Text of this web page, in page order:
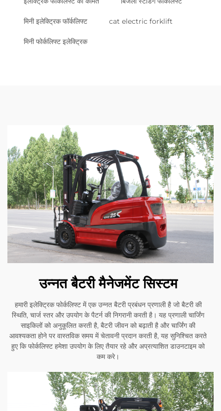
मिनी इलेक्ट्रिक फॉर्कलिफ्ट cat electric forklift
मिनी फोर्कलिफ्ट इलेक्ट्रिक
उन्नत बैटरी मैनेजमेंट सिस्टम
हमारी इलेक्ट्रिक फोर्कलिफ्ट में एक उन्नत बैटरी प्रबंधन प्रणाली है जो बैटरी की
स्थिति, चार्ज स्तर और उपयोग के पैटर्न की निगरानी करती है। यह प्रणाली चार्जिंग
साइकिलों को अनुकूलित करती है, बैटरी जीवन को बढ़ाती है और चार्जिंग की
आवश्यकता होने पर वास्तविक समय में चेतावनी प्रदान करती है, यह सुनिश्चित करते
हुए कि फोर्कलिफ्ट हमेशा उपयोग के लिए तैयार रहे और अप्रत्याशित डाउनटाइम को
कम करे।